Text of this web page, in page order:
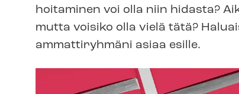
hoitaminen voi olla niin hidasta?
mutta voisiko olla vielä tätä?
ammattiryhmäni asiaa esille.